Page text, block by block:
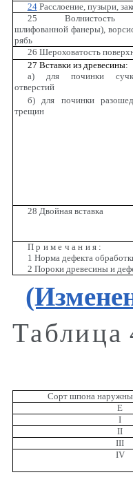
24Расслоение, пузыри,
25 Волнистость
шлифованной фанеры),
рябь
26 Шероховатость
27 Вставки из древесины:
а) для починки
отверстий
б) для починки
трещин
28 Двойная вставка
Примечания :
1 Норма дефекта
2 Пороки древесины и
Таблица
Сорт шпона
Е
I
II
III
IV